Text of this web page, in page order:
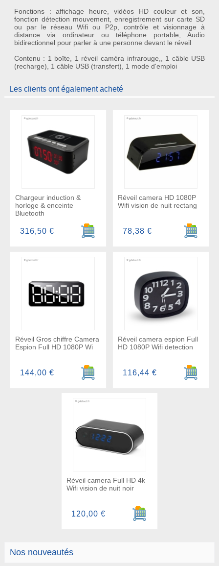
Nos nouveautés
Fonctions : affichage heure, vidéos HD couleur et son,
fonction détection mouvement, enregistrement sur carte SD
ou par le réseau Wifi ou P2p, contrôle et visionnage à
distance via ordinateur ou téléphone portable, Audio
bidirectionnel pour parler à une personne devant le réveil
Contenu : 1 boîte, 1 réveil caméra infrarouge,, 1 câble USB
(recharge), 1 câble USB (transfert), 1 mode d'emploi
Les clients ont également acheté
Chargeur induction &
horloge & enceinte
Bluetooth
Ajouter au panier
316,50 €
Réveil camera HD 1080P
Wifi vision de nuit rectang
Ajouter
78,38 €
Réveil Gros chiffre Camera
Espion Full HD 1080P Wi
Ajouter au panier
144,00 €
Réveil camera espion Full
HD 1080P Wifi detection
Ajouter
116,44 €
Réveil camera Full HD 4k
Wifi vision de nuit noir
Ajouter au panier
120,00 €